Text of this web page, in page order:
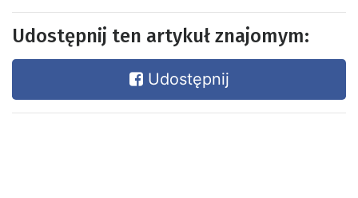
Udostępnij ten artykuł znajomym:
Udostępnij